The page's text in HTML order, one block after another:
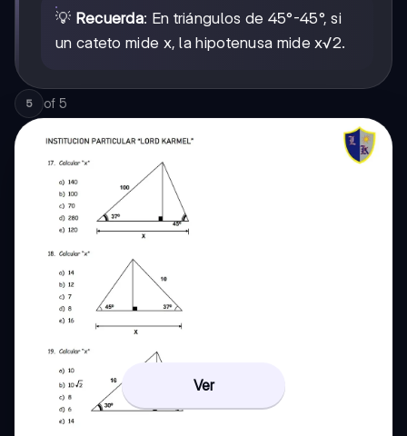
💡 Recuerda: En triángulos de 45°-45°, si
un cateto mide x, la hipotenusa mide x√2.
5 of 5
Ver